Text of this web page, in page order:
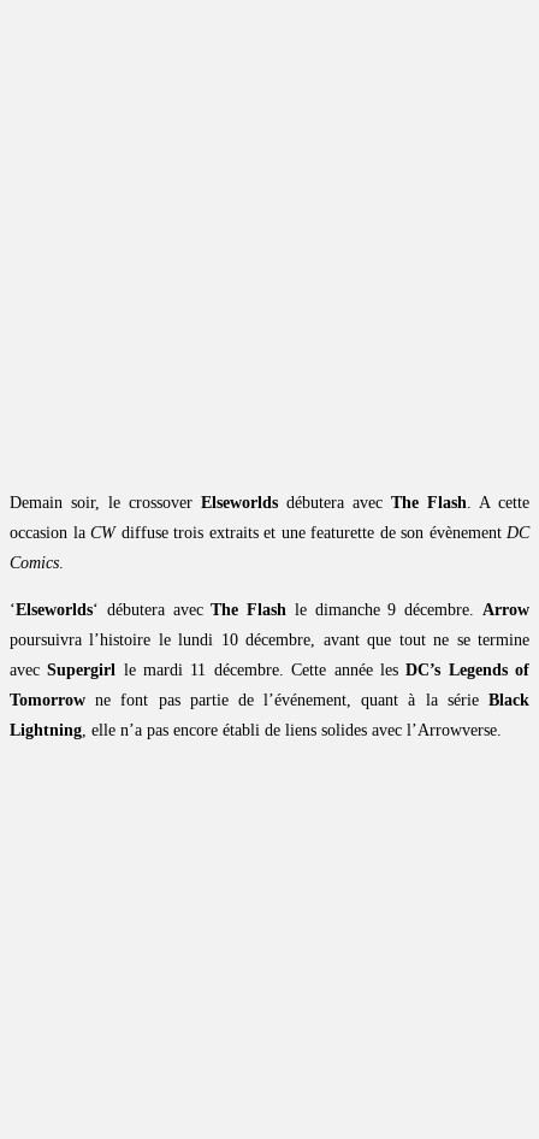
Demain soir, le crossover Elseworlds débutera avec The Flash. A cette
occasion la CWdiffuse trois extraits et une featurette de son évènement DC
Comics.
‘Elseworlds‘ débutera avecThe Flash le dimanche 9 décembre.Arrow
poursuivra l’histoire le lundi 10 décembre, avant que tout ne se termine
avecSupergirl le mardi 11 décembre. Cette année lesDC’s Legends of
Tomorrow ne font pas partie de l’événement, quant à la série Black
Lightning, elle n’a pas encore établi de liens solides avec l’Arrowverse.